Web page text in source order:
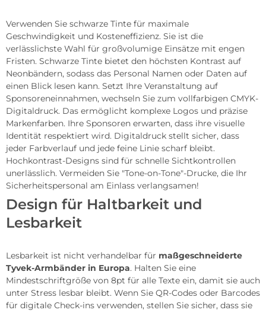
Verwenden Sie schwarze Tinte für maximale
Geschwindigkeit und Kosteneffizienz. Sie ist die
verlässlichste Wahl für großvolumige Einsätze mit engen
Fristen. Schwarze Tinte bietet den höchsten Kontrast auf
Neonbändern, sodass das Personal Namen oder Daten auf
einen Blick lesen kann. Setzt Ihre Veranstaltung auf
Sponsoreneinnahmen, wechseln Sie zum vollfarbigen CMYK-
Digitaldruck. Das ermöglicht komplexe Logos und präzise
Markenfarben. Ihre Sponsoren erwarten, dass ihre visuelle
Identität respektiert wird. Digitaldruck stellt sicher, dass
jeder Farbverlauf und jede feine Linie scharf bleibt.
Hochkontrast-Designs sind für schnelle Sichtkontrollen
unerlässlich. Vermeiden Sie "Tone-on-Tone"-Drucke, die Ihr
Sicherheitspersonal am Einlass verlangsamen!
Design für Haltbarkeit und
Lesbarkeit
Lesbarkeit ist nicht verhandelbar für maßgeschneiderte
Tyvek-Armbänder in Europa. Halten Sie eine
Mindestschriftgröße von 8pt für alle Texte ein, damit sie auch
unter Stress lesbar bleibt. Wenn Sie QR-Codes oder Barcodes
für digitale Check-ins verwenden, stellen Sie sicher, dass sie